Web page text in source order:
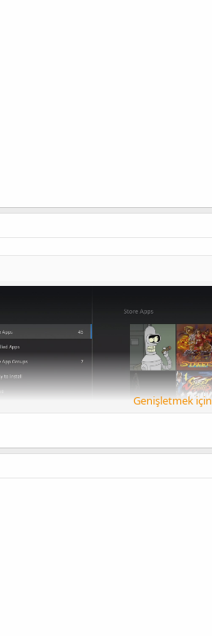
bunu rapor etmelisiniz, bu
Genişletmek için